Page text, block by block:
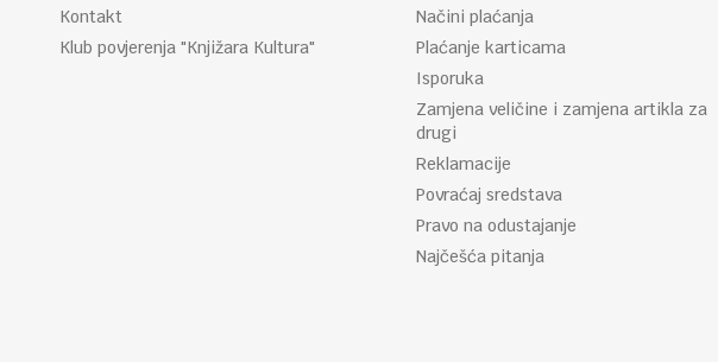
Kontakt
Klub povjerenja "Knjižara Kultura"
Načini plaćanja
Plaćanje karticama
Isporuka
Zamjena veličine i zamjena artikla za
drugi
Reklamacije
Povraćaj sredstava
Pravo na odustajanje
Najčešća pitanja